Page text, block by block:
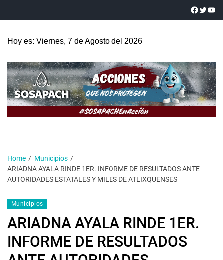
Hoy es: Viernes, 7 de Agosto del 2026
Home
Municipios
ARIADNA AYALA RINDE 1ER. INFORME DE RESULTADOS ANTE
AUTORIDADES ESTATALES Y MILES DE ATLIXQUENSES
Municipios
ARIADNA AYALA RINDE 1ER.
INFORME DE RESULTADOS